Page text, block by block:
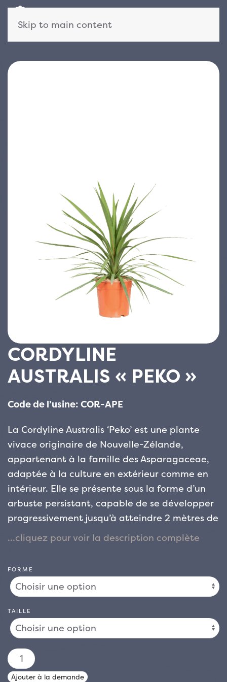
Skip to main content
CORDYLINE
AUSTRALIS « PEKO »
Code de l’usine: COR-APE
La Cordyline Australis ‘Peko’ est une plante
vivace originaire de Nouvelle-Zélande,
appartenant à la famille des Asparagaceae,
adaptée à la culture en extérieur comme en
intérieur. Elle se présente sous la forme d’un
arbuste persistant, capable de se développer
progressivement jusqu’à atteindre 2 mètres de
hauteur. La plante se caractérise par une tige
d’abord dressées, elles tendent ensuite à
s’arquer vers les extrémités, présentant des
nuances de vert clair enrichies d’élégantes
nuances de rose.Appréciée pour son aspect
décoratif et les contrastes chromatiques de
son feuillage, cette variété est idéale pour
décorer les espaces intérieurs d’une touche
exotique, mais est également largement
FORME
TAILLE
quantité
de
Ajouter à la demande